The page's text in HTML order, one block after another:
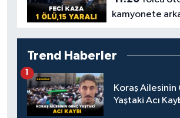
kamyonete
çarptı: 1 ölü, 15
Trend Haberler
Koraş Ailesinin
Yaştaki Acı
1